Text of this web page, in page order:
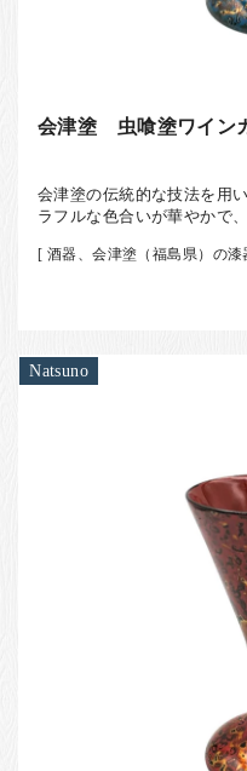
会津塗 虫喰塗ワイン
会津塗の伝統的な技法を用
ラフルな色合いが華やかで
[ 酒器、会津塗（福島県）の漆
Natsuno